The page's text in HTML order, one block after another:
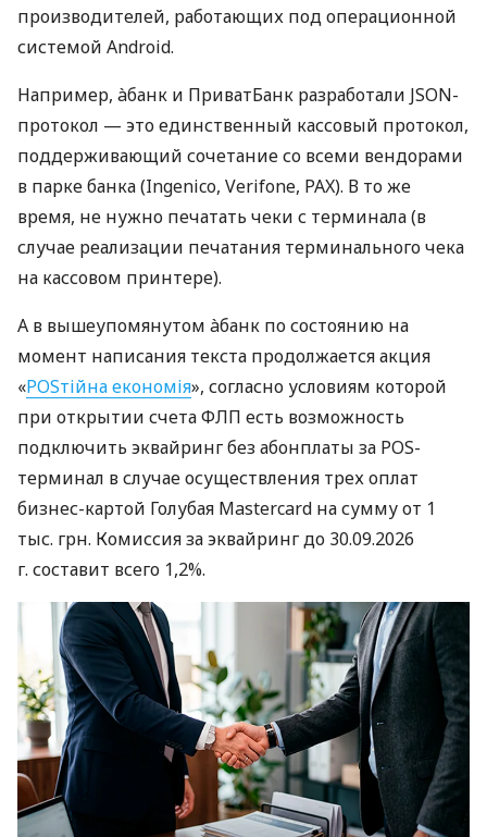
производителей, работающих под операционной
системой Android.
Например, àбанк и ПриватБанк разработали JSON-
протокол — это единственный кассовый протокол,
поддерживающий сочетание со всеми вендорами
в парке банка (Ingenico, Verifone, PAX). В то же
время, не нужно печатать чеки с терминала (в
случае реализации печатания терминального чека
на кассовом принтере).
А в вышеупомянутом àбанк по состоянию на
момент написания текста продолжается акция
«POSтійна економія», согласно условиям которой
при открытии счета ФЛП есть возможность
подключить эквайринг без абонплаты за POS-
терминал в случае осуществления трех оплат
бизнес-картой Голубая Mastercard на сумму от 1
тыс. грн. Комиссия за эквайринг до 30.09.2026
г. составит всего 1,2%.